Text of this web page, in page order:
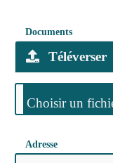
Documents
Téléverser
Adresse